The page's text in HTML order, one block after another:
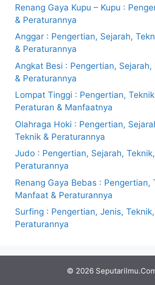
Renang Gaya Kupu – Kupu :
& Peraturannya
Anggar : Pengertian, Sejarah,
& Peraturannya
Angkat Besi : Pengertian, Sejarah,
& Peraturannya
Lompat Tinggi : Pengertian,
Peraturan & Manfaatnya
Olahraga Hoki : Pengertian,
Teknik & Peraturannya
Judo : Pengertian, Sejarah,
Peraturannya
Renang Gaya Bebas : Pengertian,
Manfaat & Peraturannya
Surfing : Pengertian, Jenis,
Peraturannya
© 2026